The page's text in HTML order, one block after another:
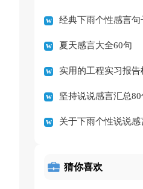
经典下雨个性感言句
夏天感言大全60句
实用的工程实习报告
坚持说说感言汇总80
关于下雨个性说说感
猜你喜欢